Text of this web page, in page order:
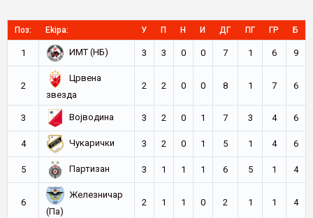
Поз: Ekipa: У П Н И ДГ ПГ ГР Б
1 ИМТ (НБ) 3 3 0 0 7 1 6 9
2
Црвена
звезда
2 2 0 0 8 1 7 6
3 Војводина 3 2 0 1 7 3 4 6
4 Чукарички 3 2 0 1 5 1 4 6
5 Партизан 3 1 1 1 6 5 1 4
6
Железничар
(Па)
2 1 1 0 2 1 1 4